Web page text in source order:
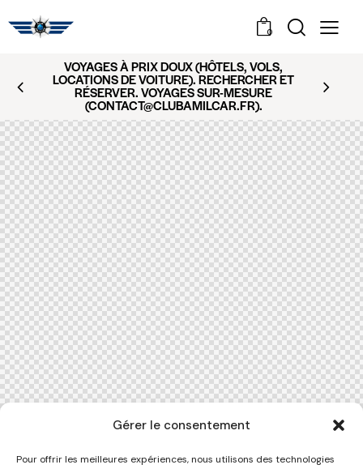
Gérer le consentement
Pour offrir les meilleures expériences, nous utilisons des technologies
0
VOYAGES À PRIX DOUX (HÔTELS, VOLS,
LOCATIONS DE VOITURE). RECHERCHER ET
RÉSERVER. VOYAGES SUR-MESURE
(CONTACT@CLUBAMILCAR.FR).